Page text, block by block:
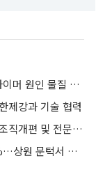
국내 연구진 “약물 없이 초음파로 알츠하이머 원인 물질 65% 제거”
제강과 기술 협력
“AI 농업 플랫폼 실현”…대동애그테크, 조직개편 및 전문가 영입
美 클래리티 법안 연내 통과 가능성 13%…상원 문턱서 제동